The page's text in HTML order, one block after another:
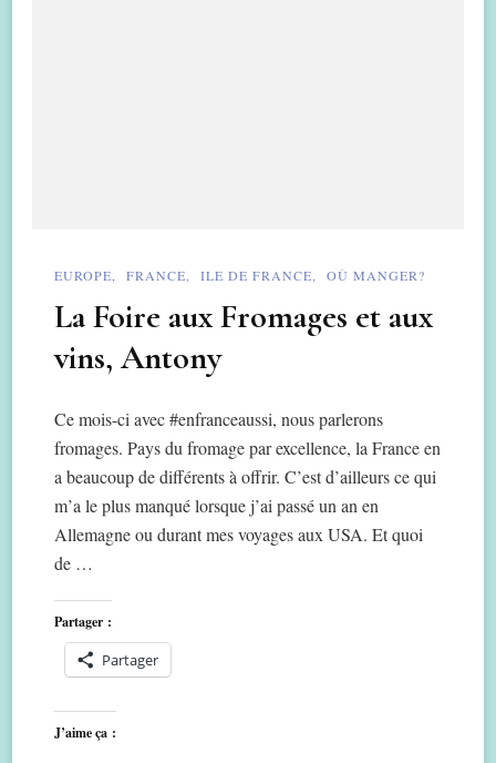
EUROPE FRANCE ILE DE FRANCE OÙ MANGER?
La Foire aux Fromages et aux
vins, Antony
Ce mois-ci avec #enfranceaussi, nous parlerons
fromages. Pays du fromage par excellence, la France en
a beaucoup de différents à offrir. C’est d’ailleurs ce qui
m’a le plus manqué lorsque j’ai passé un an en
Allemagne ou durant mes voyages aux USA. Et quoi
de …
Partager :
Partager
J’aime ça :